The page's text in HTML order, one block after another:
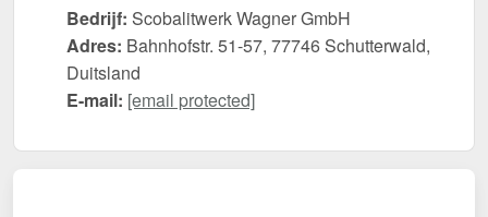
Bedrijf: Scobalitwerk Wagner GmbH
Adres: Bahnhofstr. 51-57, 77746 Schutterwald,
Duitsland
E-mail: [email protected]